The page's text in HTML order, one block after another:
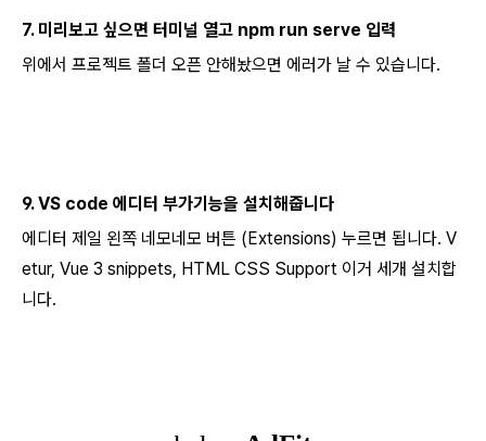
7. 미리보고 싶으면 터미널 열고 npm run serve 입력
위에서 프로젝트 폴더 오픈 안해놨으면 에러가 날 수 있습니다.
9. VS code 에디터 부가기능을 설치해줍니다
에디터 제일 왼쪽 네모네모 버튼 (Extensions) 누르면 됩니다. V
etur, Vue 3 snippets, HTML CSS Support 이거 세개 설치합
니다.